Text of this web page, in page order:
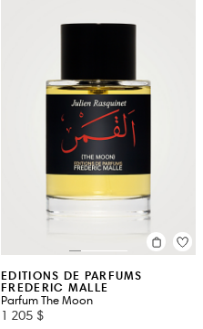
EDITIONS DE PARFUMS
FREDERIC MALLE
Parfum The Moon
1 205 $